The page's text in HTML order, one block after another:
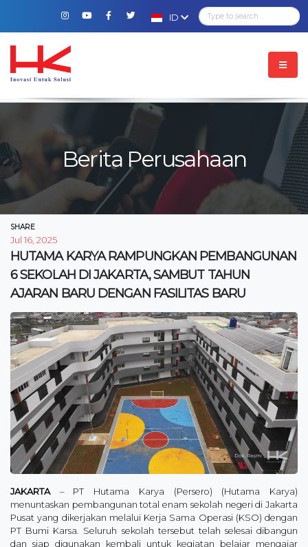
ID
Berita Perusahaan
SHARE
Jul 16, 2025
HUTAMA KARYA RAMPUNGKAN PEMBANGUNAN
6 SEKOLAH DI JAKARTA, SAMBUT TAHUN
AJARAN BARU DENGAN FASILITAS BARU
JAKARTA– PT Hutama Karya (Persero) (Hutama Karya)
menuntaskan pembangunan total enam sekolah negeri di Jakarta
Pusat yang dikerjakan melalui Kerja Sama Operasi (KSO) dengan
PT Bumi Karsa. Seluruh sekolah tersebut telah selesai dibangun
dan siap digunakan kembali untuk kegiatan belajar mengajar